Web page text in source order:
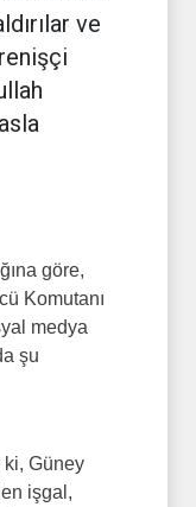
ve
göre,
Komutanı
medya
şu
Güney
işgal,